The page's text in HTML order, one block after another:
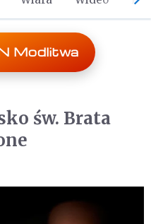
Modlitwa
św. Brata